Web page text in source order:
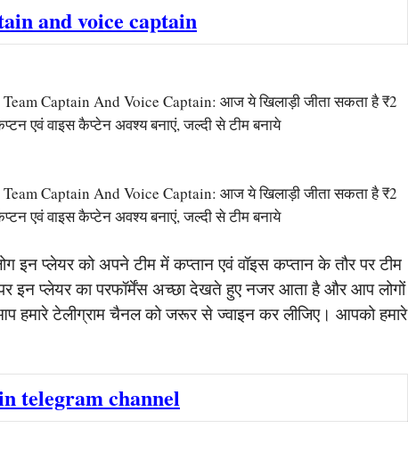
and voice captain
Captain And Voice Captain: आज ये खिलाड़ी जीता सकता है ₹2
एवं वाइस कैप्टेन अवश्य बनाएं, जल्दी से टीम बनाये
Captain And Voice Captain: आज ये खिलाड़ी जीता सकता है ₹2
एवं वाइस कैप्टेन अवश्य बनाएं, जल्दी से टीम बनाये
इन प्लेयर को अपने टीम में कप्तान एवं वॉइस कप्तान के तौर पर टीम
इन प्लेयर का परफॉर्मेंस अच्छा देखते हुए नजर आता है और आप लोगों
हमारे टेलीग्राम चैनल को जरूर से ज्वाइन कर लीजिए। आपको हमारे
telegram channel